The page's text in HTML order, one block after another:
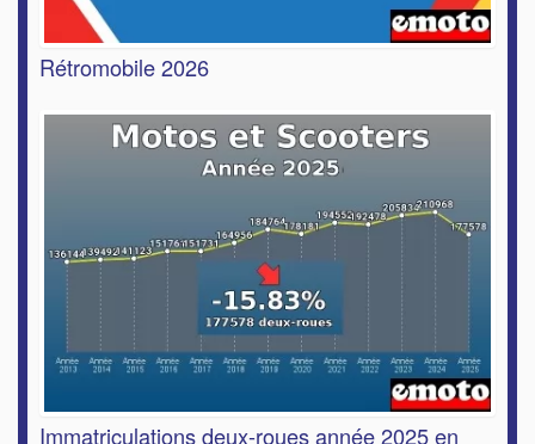
Rétromobile 2026
Immatriculations deux-roues année 2025 en